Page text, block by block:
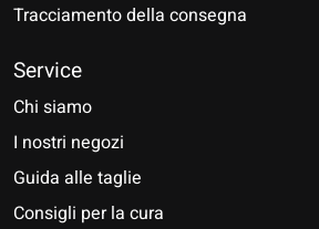
Tracciamento della consegna
Service
Chi siamo
I nostri negozi
Guida alle taglie
Consigli per la cura